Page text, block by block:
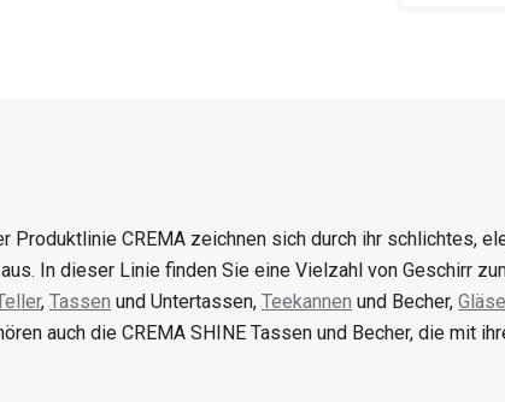
Produktlinie CREMA zeichnen sich durch ihr schlichtes,
In dieser Linie finden Sie eine Vielzahl von Geschirr
, Tassen und Untertassen, Teekannen und Becher,
auch die CREMA SHINE Tassen und Becher, die mit